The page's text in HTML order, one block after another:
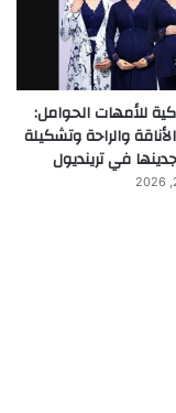
للأمهات الحوامل:
والراحة وتشكيلة
في ترينديول